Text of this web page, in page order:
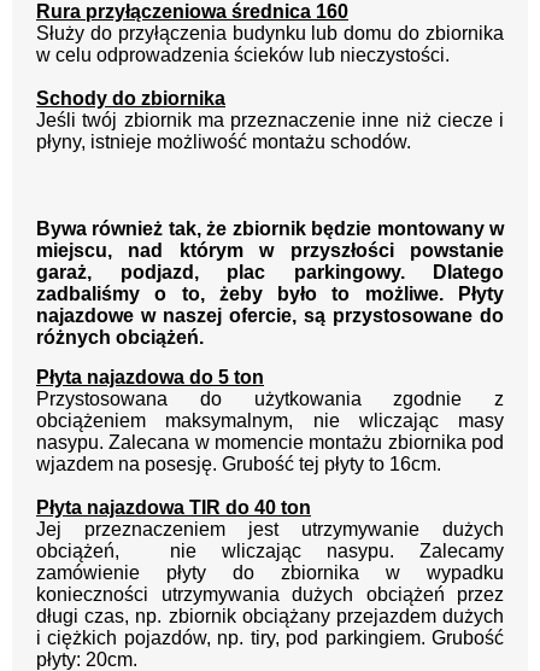
Rura przyłączeniowa średnica 160
Służy do przyłączenia budynku lub domu do zbiornika
w celu odprowadzenia ścieków lub nieczystości.
Schody do zbiornika
Jeśli twój zbiornik ma przeznaczenie inne niż ciecze i
płyny, istnieje możliwość montażu schodów.
Bywa również tak, że zbiornik będzie montowany w
miejscu, nad którym w przyszłości powstanie
garaż, podjazd, plac parkingowy. Dlatego
zadbaliśmy o to, żeby było to możliwe.
Płyty
najazdowe w naszej ofercie, są przystosowane do
różnych obciążeń.
Płyta najazdowa do 5 ton
Przystosowana do użytkowania zgodnie z
obciążeniem maksymalnym, nie wliczając masy
nasypu. Zalecana w momencie montażu zbiornika pod
wjazdem na posesję. Grubość tej płyty to 16cm.
Płyta najazdowa TIR do 40 ton
Jej przeznaczeniem jest utrzymywanie dużych
obciążeń,
nie wliczając nasypu. Zalecamy
zamówienie płyty do zbiornika w wypadku
konieczności utrzymywania dużych obciążeń przez
długi czas, np. zbiornik obciążany przejazdem dużych
i ciężkich pojazdów, np. tiry, pod parkingiem. Grubość
płyty: 20cm.